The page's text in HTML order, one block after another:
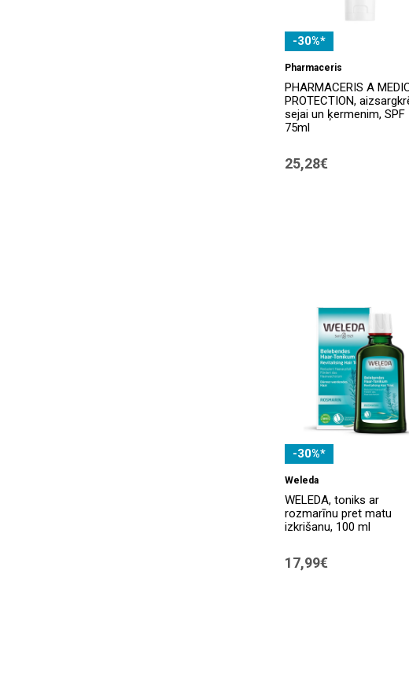
-30%*
Pharmaceris
PHARMACERIS A
PROTECTION,
sejai un ķermenim, SPF
75ml
25,28€
-30%*
Weleda
WELEDA, toniks ar
rozmarīnu pret matu
izkrišanu, 100 ml
17,99€